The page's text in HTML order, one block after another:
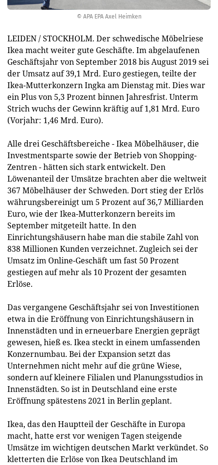
© APA EPA Axel Heimken
LEIDEN / STOCKHOLM. Der schwedische Möbelriese
Ikea macht weiter gute Geschäfte. Im abgelaufenen
Geschäftsjahr von September 2018 bis August 2019 sei
der Umsatz auf 39,1 Mrd. Euro gestiegen, teilte der
Ikea-Mutterkonzern Ingka am Dienstag mit. Dies war
ein Plus von 5,3 Prozent binnen Jahresfrist. Unterm
Strich wuchs der Gewinn kräftig auf 1,81 Mrd. Euro
(Vorjahr: 1,46 Mrd. Euro).
Alle drei Geschäftsbereiche - Ikea Möbelhäuser, die
Investmentsparte sowie der Betrieb von Shopping-
Zentren - hätten sich stark entwickelt. Den
Löwenanteil der Umsätze brachten aber die weltweit
367 Möbelhäuser der Schweden. Dort stieg der Erlös
währungsbereinigt um 5 Prozent auf 36,7 Milliarden
Euro, wie der Ikea-Mutterkonzern bereits im
September mitgeteilt hatte. In den
Einrichtungshäusern habe man die stabile Zahl von
838 Millionen Kunden verzeichnet. Zugleich sei der
Umsatz im Online-Geschäft um fast 50 Prozent
gestiegen auf mehr als 10 Prozent der gesamten
Erlöse.
Das vergangene Geschäftsjahr sei von Investitionen
etwa in die Eröffnung von Einrichtungshäusern in
Innenstädten und in erneuerbare Energien geprägt
gewesen, hieß es. Ikea steckt in einem umfassenden
Konzernumbau. Bei der Expansion setzt das
Unternehmen nicht mehr auf die grüne Wiese,
sondern auf kleinere Filialen und Planungsstudios in
Innenstädten. So ist in Deutschland eine erste
Eröffnung spätestens 2021 in Berlin geplant.
Ikea, das den Hauptteil der Geschäfte in Europa
macht, hatte erst vor wenigen Tagen steigende
Umsätze im wichtigen deutschen Markt verkündet. So
kletterten die Erlöse von Ikea Deutschland im